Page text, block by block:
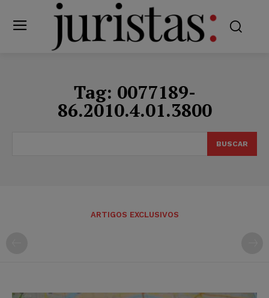
Tag: 0077189-
86.2010.4.01.3800
BUSCAR
ARTIGOS EXCLUSIVOS